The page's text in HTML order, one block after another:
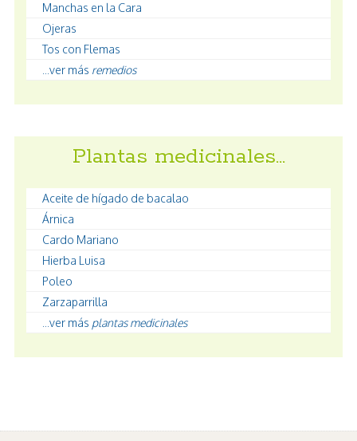
Manchas en la Cara
Ojeras
Tos con Flemas
...ver más remedios
Plantas medicinales…
Aceite de hígado de bacalao
Árnica
Cardo Mariano
Hierba Luisa
Poleo
Zarzaparrilla
...ver más plantas medicinales